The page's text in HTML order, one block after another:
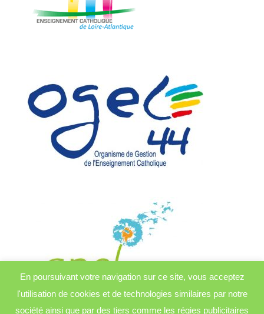
En poursuivant votre navigation sur ce site, vous acceptez
l'utilisation de cookies et de technologies similaires par notre
société ainsi que par des tiers comme les régies publicitaires